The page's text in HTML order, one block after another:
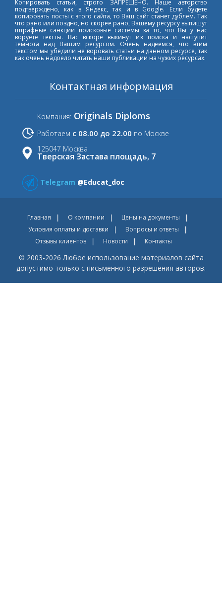
Копировать статьи, строго ЗАПРЕЩЕНО. Наше авторство
подтверждено, как в Яндекс, так и в Google. Если будете
копировать посты с этого сайта, то Ваш сайт станет дублем. Так
что рано или поздно, но скорее рано, Вашему ресурсу выпишут
штрафные санкции поисковые системы за то, что Вы у нас
воруете тексты. Вас вскоре выкинут из поиска и наступит
темнота над Вашим ресурсом. Очень надеемся, что этим
текстом мы убедили не воровать статьи на данном ресурсе, так
как очень надоело читать наши публикации на чужих ресурсах.
Контактная информация
Компания: Originals Diploms
Работаем с 08.00 до 22.00 по Москве
125047 Москва
Тверская Застава площадь, 7
Telegram @Educat_doc
Главная О компании
Цены на документы
Условия оплаты и доставки
Вопросы и ответы
Отзывы клиентов
Новости Контакты
© 2003-2026 Любое использование материалов сайта
допустимо только с письменного разрешения авторов.